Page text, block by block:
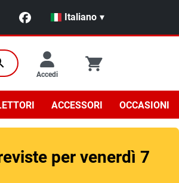
Italiano ▾
Accedi
ACCESSORI OCCASIONI
per venerdì 7